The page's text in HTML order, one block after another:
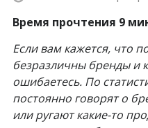
Время прочтения 9
Если вам кажется, что
безразличны бренды и
ошибаетесь. По
постоянно говорят о
или ругают какие-то